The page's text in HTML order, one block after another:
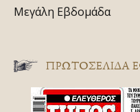
Μεγάλη Εβδομάδα
ΠΡΩΤΟΣΈΛΙΔΑ